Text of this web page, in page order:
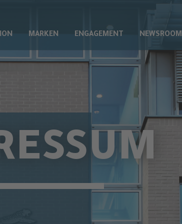
MARKEN ENGAGEMENT NEWSROOM